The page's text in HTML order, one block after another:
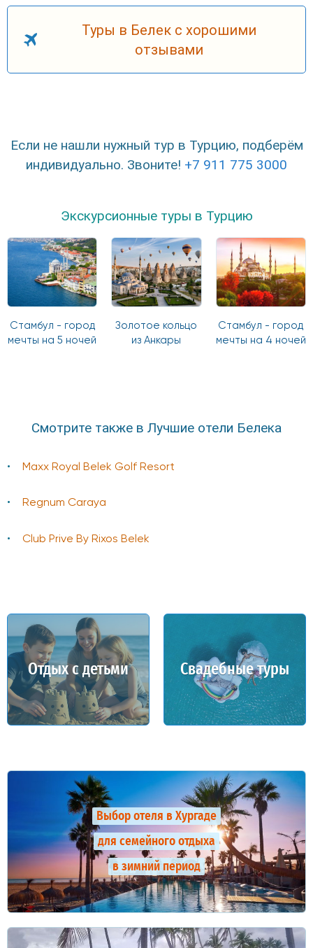
Туры в Белек с хорошими
отзывами
Если не нашли нужный тур в Турцию, подберём
индивидуально. Звоните! +7 911 775 3000
Экскурсионные туры в Турцию
Стамбул - город
мечты на 5 ночей
Золотое кольцо
из Анкары
Стамбул - город
мечты на 4 ночей
Смотрите также в Лучшие отели Белека
Maxx Royal Belek Golf Resort
Regnum Caraya
Club Prive By Rixos Belek
Отдых с детьми Свадебные туры
Выбор отеля в Хургаде
для семейного отдыха
в зимний период